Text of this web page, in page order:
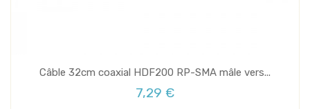
Câble 32cm coaxial HDF200 RP-SMA mâle vers...
7,29 €